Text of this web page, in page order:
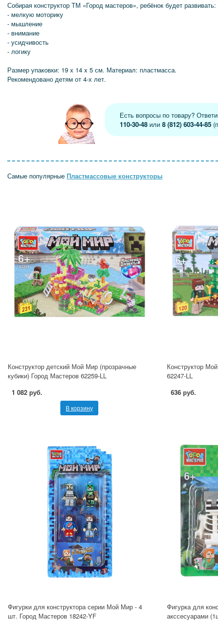
Собирая конструктор ТМ «Город мастеров», ребёнок будет развивать:
- мелкую моторику
- мышление
- внимание
- усидчивость
- логику
Размер упаковки: 19 x 14 x 5 см. Материал: пластмасса.
Рекомендовано детям от 4-х лет.
Есть вопросы по товару?
110-30-48 или8 (812) 603-44-85
Самые популярные Пластмассовые конструкторы
Конструктор детский Мой Мир (прозрачные
кубики) Город Мастеров 62259-LL
1 082 руб.
В корзину
Конструктор
62247-LL
636 руб.
Фигурки для конструктора серии Мой Мир - 4
шт. Город Мастеров 18242-YF
Фигурка для
акссесуарами